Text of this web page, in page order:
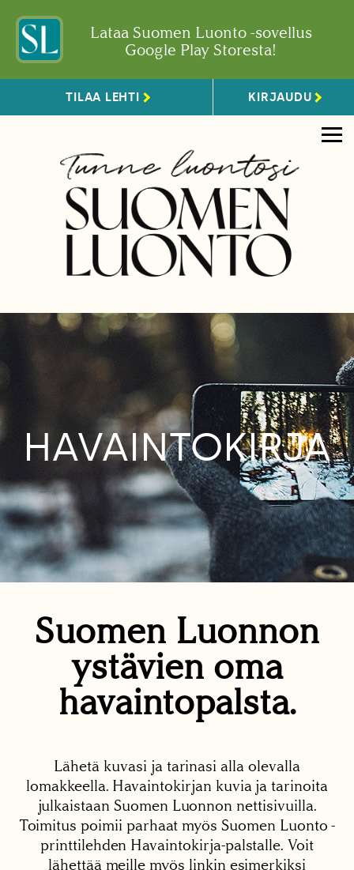
Lataa Suomen Luonto -sovellus
Google Play Storesta!
TILAA LEHTI KIRJAUDU
HAVAINTOKIRJA
Suomen Luonnon
ystävien oma
havaintopalsta.
Lähetä kuvasi ja tarinasi alla olevalla
lomakkeella. Havaintokirjan kuvia ja tarinoita
julkaistaan Suomen Luonnon nettisivuilla.
Toimitus poimii parhaat myös Suomen Luonto -
printtilehden Havaintokirja-palstalle. Voit
lähettää meille myös linkin esimerkiksi